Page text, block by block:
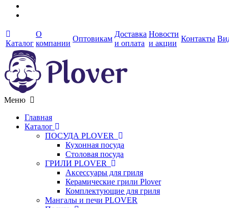
Каталог
О
компании
Оптовикам
Доставка
и оплата
Новости
и акции
Контакты
Меню
Главная
Каталог
ПОСУДА PLOVER
Кухонная посуда
Столовая посуда
ГРИЛИ PLOVER
Аксессуары для гриля
Керамические грили Plover
Комплектующие для гриля
Мангалы и печи PLOVER